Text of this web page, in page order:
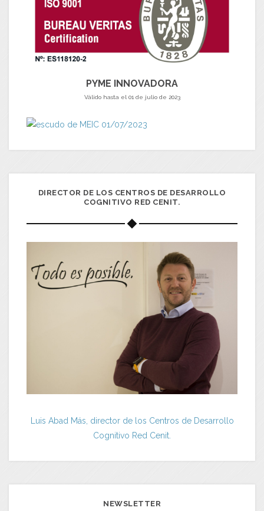
PYME INNOVADORA
Válido hasta el 01 de julio de 2023
DIRECTOR DE LOS CENTROS DE DESARROLLO
COGNITIVO RED CENIT.
Luis Abad Más, director de los Centros de Desarrollo
Cognitivo Red Cenit.
NEWSLETTER